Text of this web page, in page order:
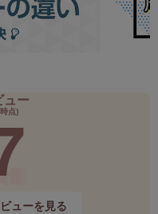
ュー
点)
ューを見る